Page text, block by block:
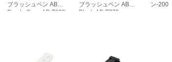
ブラッシュペン ABT
Purple Sage AB-T623
ブラッシュペン ABT
Blush AB-T772
ン-200